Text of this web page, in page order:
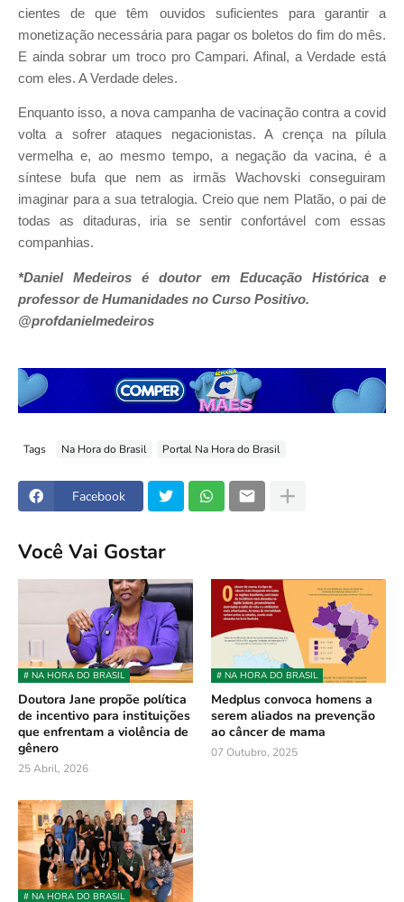
cientes de que têm ouvidos suficientes para garantir a
monetização necessária para pagar os boletos do fim do mês.
E ainda sobrar um troco pro Campari. Afinal, a Verdade está
com eles. A Verdade deles.
Enquanto isso, a nova campanha de vacinação contra a covid
volta a sofrer ataques negacionistas. A crença na pílula
vermelha e, ao mesmo tempo, a negação da vacina, é a
síntese bufa que nem as irmãs Wachovski conseguiram
imaginar para a sua tetralogia. Creio que nem Platão, o pai de
todas as ditaduras, iria se sentir confortável com essas
companhias.
*Daniel Medeiros é doutor em Educação Histórica e
professor de Humanidades no Curso Positivo.
@profdanielmedeiros
Tags Na Hora do Brasil Portal Na Hora do Brasil
Facebook
Você Vai Gostar
# NA HORA DO BRASIL
Doutora Jane propõe política
de incentivo para instituições
que enfrentam a violência de
gênero
25 Abril, 2026
# NA HORA DO BRASIL
Medplus convoca homens a
serem aliados na prevenção
ao câncer de mama
07 Outubro, 2025
# NA HORA DO BRASIL